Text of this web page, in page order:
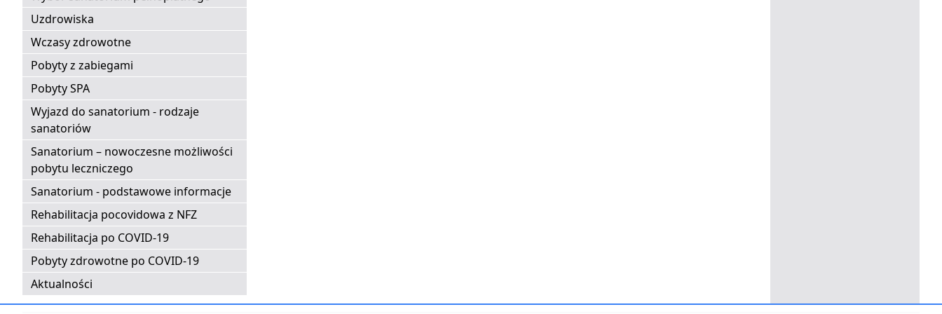
Uzdrowiska
Wczasy zdrowotne
Pobyty z zabiegami
Pobyty SPA
Wyjazd do sanatorium - rodzaje
sanatoriów
Sanatorium – nowoczesne możliwości
pobytu leczniczego
Sanatorium - podstawowe informacje
Rehabilitacja pocovidowa z NFZ
Rehabilitacja po COVID-19
Pobyty zdrowotne po COVID-19
Aktualności